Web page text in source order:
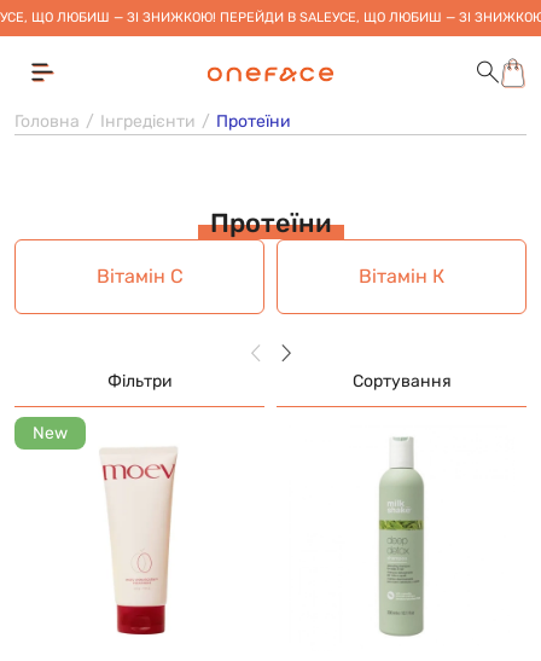
УСЕ, ЩО ЛЮБИШ — ЗІ ЗНИЖКОЮ! ПЕРЕЙДИ В SALEУСЕ, ЩО ЛЮБИШ — ЗІ
Головна Інгредієнти Протеїни
Протеїни
Вітамін С Вітамін К
Фільтри Сортування
New